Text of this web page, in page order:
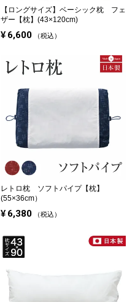
【ロングサイズ】 ベーシック枕 フェ
ザー【枕】(43×120cm)
¥ 6,600 税込
レトロ枕 ソフトパイプ【枕】
(55×36cm）
¥ 6,380 税込